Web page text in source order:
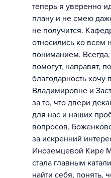
теперь я уверенно
плану и не смею
не получится.
относились ко
пониманием.
помогут, направят,
благодарность хочу
Владимировне и
за то, что двери
для нас и наших
вопросов,
за искренний
Иноземцевой Кире
стала главным
найти себя, понять,